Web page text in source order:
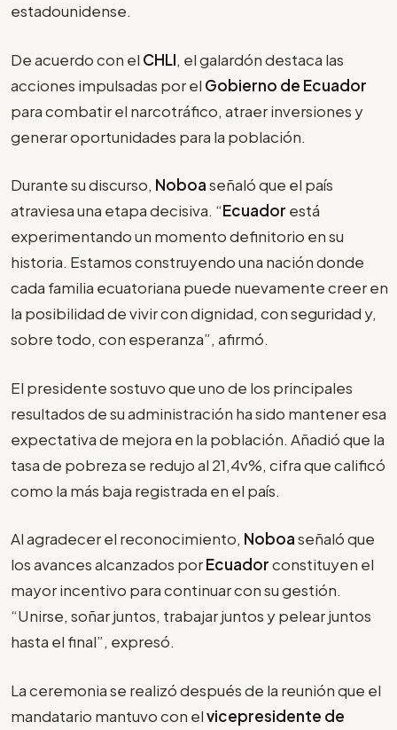
estadounidense.
De acuerdo con el CHLI, el galardón destaca las
acciones impulsadas por el Gobierno de Ecuador
para combatir el narcotráfico, atraer inversiones y
generar oportunidades para la población.
Durante su discurso, Noboaseñaló que el país
atraviesa una etapa decisiva. “Ecuador está
experimentando un momento definitorio en su
historia. Estamos construyendo una nación donde
cada familia ecuatoriana puede nuevamente creer en
la posibilidad de vivir con dignidad, con seguridad y,
sobre todo, con esperanza”, afirmó.
El presidente sostuvo que uno de los principales
resultados de su administración ha sido mantener esa
expectativa de mejora en la población. Añadió que la
tasa de pobreza se redujo al 21,4v%, cifra que calificó
como la más baja registrada en el país.
Al agradecer el reconocimiento, Noboaseñaló que
los avances alcanzados porEcuadorconstituyen el
mayor incentivo para continuar con su gestión.
“Unirse, soñar juntos, trabajar juntos y pelear juntos
hasta el final”, expresó.
La ceremonia se realizó después de la reunión que el
mandatario mantuvo con elvicepresidente de